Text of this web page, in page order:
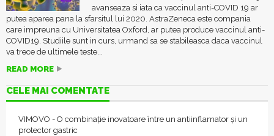
avanseaza si iata ca vaccinul anti-COVID 19 ar
putea aparea pana la sfarsitul lui 2020. AstraZeneca este compania
care impreuna cu Universitatea Oxford, ar putea produce vaccinul anti-
COVID19. Studiile sunt in curs, urmand sa se stabileasca daca vaccinul
va trece de ultimele teste...
READ MORE
CELE MAI COMENTATE
VIMOVO - O combinație inovatoare între un antiinflamator și un
protector gastric